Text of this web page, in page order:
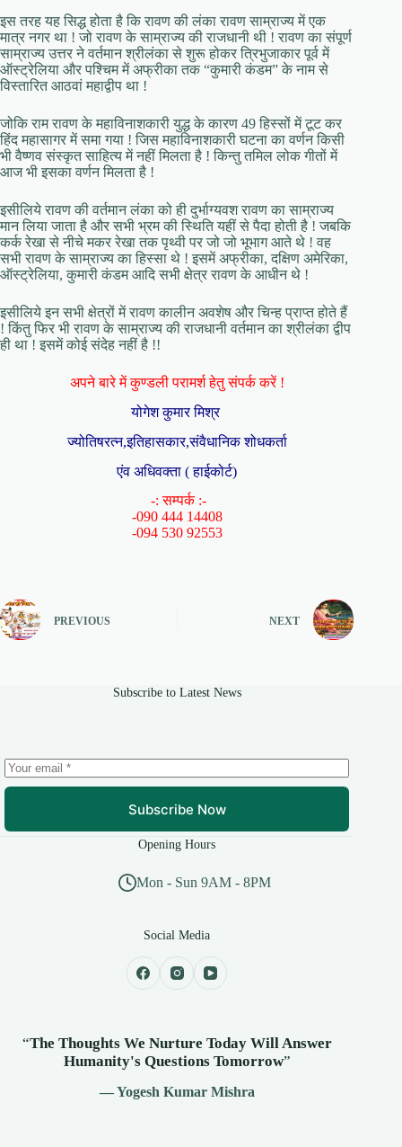
इस तरह यह सिद्ध होता है कि रावण की लंका रावण साम्राज्य में एक
मात्र नगर था ! जो रावण के साम्राज्य की राजधानी थी ! रावण का संपूर्ण
साम्राज्य उत्तर ने वर्तमान श्रीलंका से शुरू होकर त्रिभुजाकार पूर्व में
ऑस्ट्रेलिया और पश्चिम में अफ्रीका तक “कुमारी कंडम” के नाम से
विस्तारित आठवां महाद्वीप था !
जोकि राम रावण के महाविनाशकारी युद्ध के कारण 49 हिस्सों में टूट कर
हिंद महासागर में समा गया ! जिस महाविनाशकारी घटना का वर्णन किसी
भी वैष्णव संस्कृत साहित्य में नहीं मिलता है ! किन्तु तमिल लोक गीतों में
आज भी इसका वर्णन मिलता है !
इसीलिये रावण की वर्तमान लंका को ही दुर्भाग्यवश रावण का साम्राज्य
मान लिया जाता है और सभी भ्रम की स्थिति यहीं से पैदा होती है ! जबकि
कर्क रेखा से नीचे मकर रेखा तक पृथ्वी पर जो जो भूभाग आते थे ! वह
सभी रावण के साम्राज्य का हिस्सा थे ! इसमें अफ्रीका, दक्षिण अमेरिका,
ऑस्ट्रेलिया, कुमारी कंडम आदि सभी क्षेत्र रावण के आधीन थे !
इसीलिये इन सभी क्षेत्रों में रावण कालीन अवशेष और चिन्ह प्राप्त होते हैं
! किंतु फिर भी रावण के साम्राज्य की राजधानी वर्तमान का श्रीलंका द्वीप
ही था ! इसमें कोई संदेह नहीं है !!
अपने बारे में कुण्डली परामर्श हेतु संपर्क करें !
योगेश कुमार मिश्र
ज्योतिषरत्न,इतिहासकार,संवैधानिक शोधकर्ता
एंव अधिवक्ता ( हाईकोर्ट)
-: सम्पर्क :-
-090 444 14408
-094 530 92553
PREVIOUS NEXT
Subscribe to Latest News
Subscribe Now
Opening Hours
Mon - Sun 9AM - 8PM
Social Media
“The Thoughts We Nurture Today Will Answer
Humanity's Questions Tomorrow”
— Yogesh Kumar Mishra